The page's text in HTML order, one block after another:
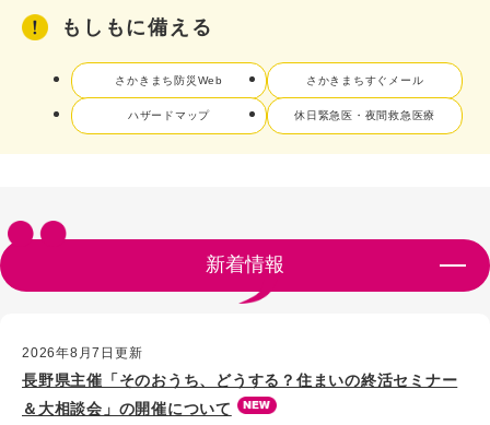
もしもに備える
さかきまち防災Web さかきまちすぐメール
ハザードマップ 休日緊急医・夜間救急医療
新着情報
2026年8月7日更新
長野県主催「そのおうち、どうする？住まいの終活セミナー
＆大相談会」の開催について